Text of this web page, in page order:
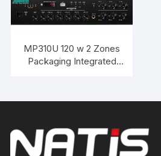
MP310U 120 w 2 Zones
Packaging Integrated